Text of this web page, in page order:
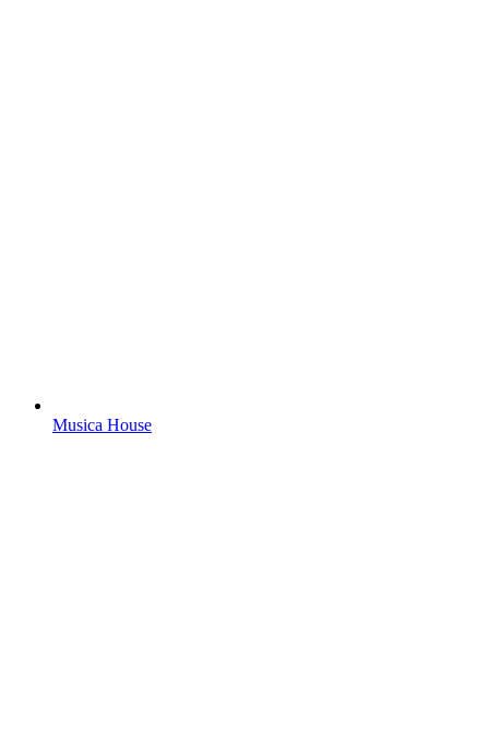
Musica House